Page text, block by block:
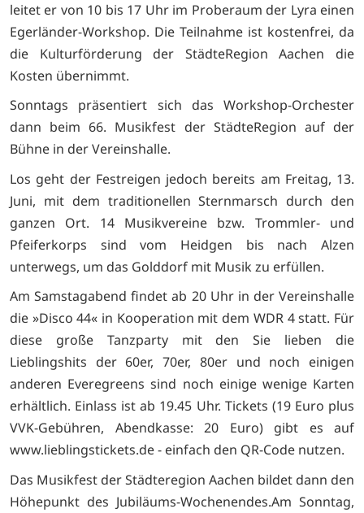
leitet er von 10 bis 17 Uhr im Proberaum der Lyra einen
Egerländer-Workshop. Die Teilnahme ist kostenfrei, da
die Kulturförderung der StädteRegion Aachen die
Kosten übernimmt.
Sonntags präsentiert sich das Workshop-Orchester
dann beim 66. Musikfest der StädteRegion auf der
Bühne in der Vereinshalle.
Los geht der Festreigen jedoch bereits am Freitag, 13.
Juni, mit dem traditionellen Sternmarsch durch den
ganzen Ort. 14 Musikvereine bzw. Trommler- und
Pfeiferkorps sind vom Heidgen bis nach Alzen
unterwegs, um das Golddorf mit Musik zu erfüllen.
Am Samstagabend findet ab 20 Uhr in der Vereinshalle
die »Disco 44« in Kooperation mit dem WDR 4 statt. Für
diese große Tanzparty mit den Sie lieben die
Lieblingshits der 60er, 70er, 80er und noch einigen
anderen Everegreens sind noch einige wenige Karten
erhältlich. Einlass ist ab 19.45 Uhr. Tickets (19 Euro plus
VVK-Gebühren, Abendkasse: 20 Euro) gibt es auf
www.lieblingstickets.de - einfach den QR-Code nutzen.
Das Musikfest der Städteregion Aachen bildet dann den
Höhepunkt des Jubiläums-Wochenendes.Am Sonntag,